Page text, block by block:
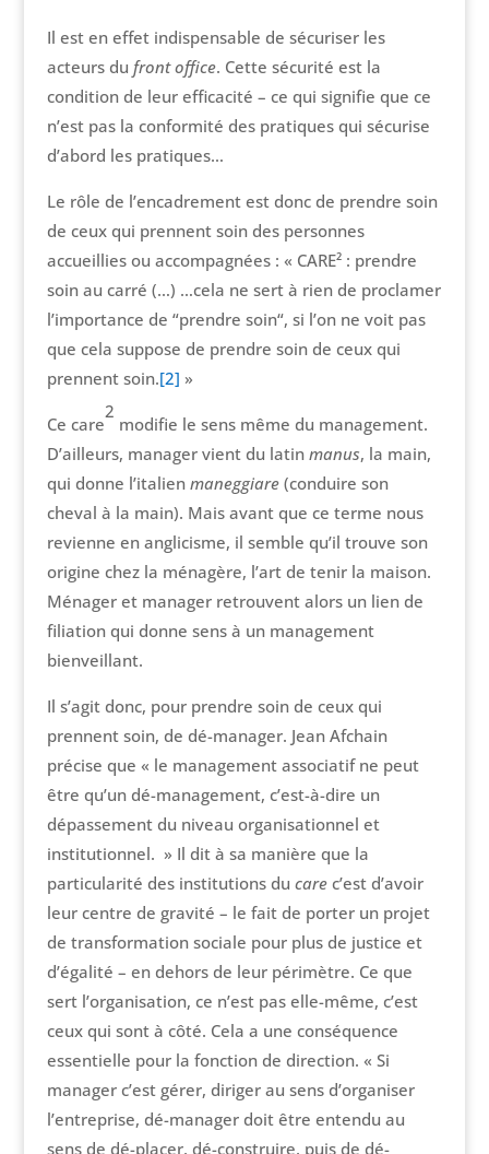
Il est en effet indispensable de sécuriser les
acteurs du front office. Cette sécurité est la
condition de leur efficacité – ce qui signifie que ce
n’est pas la conformité des pratiques qui sécurise
d’abord les pratiques…
Le rôle de l’encadrement est donc de prendre soin
de ceux qui prennent soin des personnes
accueillies ou accompagnées : « CARE² : prendre
soin au carré (…) …cela ne sert à rien de proclamer
l’importance de “prendre soin“, si l’on ne voit pas
que cela suppose de prendre soin de ceux qui
prennent soin.[2] »
Ce care
2
modifie le sens même du management.
D’ailleurs, manager vient du latin manus, la main,
qui donne l’italien maneggiare(conduire son
cheval à la main). Mais avant que ce terme nous
revienne en anglicisme, il semble qu’il trouve son
origine chez la ménagère, l’art de tenir la maison.
Ménager et manager retrouvent alors un lien de
filiation qui donne sens à un management
bienveillant.
Il s’agit donc, pour prendre soin de ceux qui
prennent soin, de dé-manager. Jean Afchain
précise que « le management associatif ne peut
être qu’un dé-management, c’est-à-dire un
dépassement du niveau organisationnel et
institutionnel. » Il dit à sa manière que la
particularité des institutions du carec’est d’avoir
leur centre de gravité – le fait de porter un projet
de transformation sociale pour plus de justice et
d’égalité – en dehors de leur périmètre. Ce que
sert l’organisation, ce n’est pas elle-même, c’est
ceux qui sont à côté. Cela a une conséquence
essentielle pour la fonction de direction. « Si
manager c’est gérer, diriger au sens d’organiser
l’entreprise, dé-manager doit être entendu au
sens de dé-placer, dé-construire, puis de dé-